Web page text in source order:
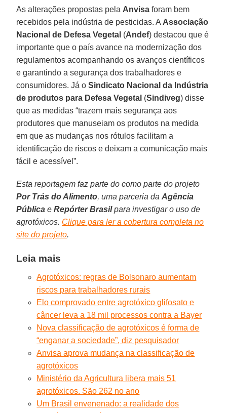
As alterações propostas pela Anvisa foram bem
recebidos pela indústria de pesticidas. A Associação
Nacional de Defesa Vegetal (Andef) destacou que é
importante que o país avance na modernização dos
regulamentos acompanhando os avanços científicos
e garantindo a segurança dos trabalhadores e
consumidores. Já oSindicato Nacional da Indústria
de produtos para Defesa Vegetal (Sindiveg) disse
que as medidas “trazem mais segurança aos
produtores que manuseiam os produtos na medida
em que as mudanças nos rótulos facilitam a
identificação de riscos e deixam a comunicação mais
fácil e acessível”.
Esta reportagem faz parte do como parte do projeto
Por Trás do Alimento, uma parceria daAgência
Pública eRepórter Brasilpara investigar o uso de
agrotóxicos. Clique para ler a cobertura completa no
site do projeto.
Leia mais
Agrotóxicos: regras de Bolsonaro aumentam
riscos para trabalhadores rurais
Elo comprovado entre agrotóxico glifosato e
câncer leva a 18 mil processos contra a Bayer
Nova classificação de agrotóxicos é forma de
“enganar a sociedade”, diz pesquisador
Anvisa aprova mudança na classificação de
agrotóxicos
Ministério da Agricultura libera mais 51
agrotóxicos. São 262 no ano
Um Brasil envenenado: a realidade dos